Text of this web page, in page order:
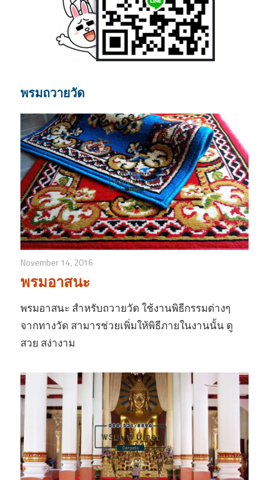
พรมถวายวัด
November 14, 2016
พรมอาสนะ
พรมอาสนะ สำหรับถวายวัด ใช้งานพิธีกรรมต่างๆ
จากทางวัด สามารช่วยเพิ่มให้พิธีภายในงานนั้น ดู
สวย สง่างาม